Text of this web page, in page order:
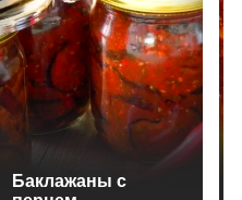
Баклажаны с